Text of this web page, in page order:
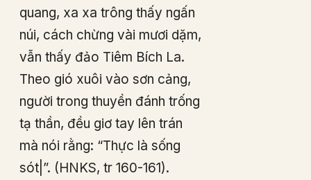
quang, xa xa trông thấy ngấn
núi, cách chừng vài mươi dặm,
vẫn thấy đảo Tiêm Bích La.
Theo gió xuôi vào sơn cảng,
người trong thuyền đánh trống
tạ thần, đều giơ tay lên trán
mà nói rằng: “Thực là sống
sót|”. (HNKS, tr 160-161).